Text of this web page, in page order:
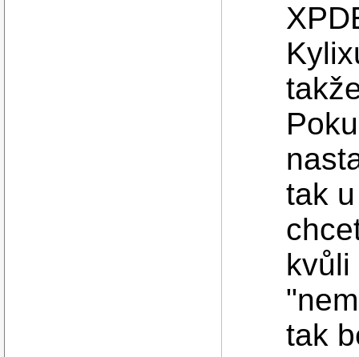
tak
kvůli
tak